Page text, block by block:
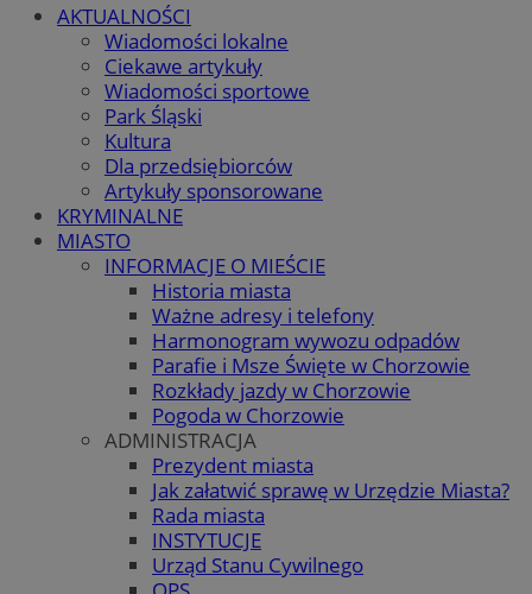
AKTUALNOŚCI
Wiadomości lokalne
Ciekawe artykuły
Wiadomości sportowe
Park Śląski
Kultura
Dla przedsiębiorców
Artykuły sponsorowane
KRYMINALNE
MIASTO
INFORMACJE O MIEŚCIE
Historia miasta
Ważne adresy i telefony
Harmonogram wywozu odpadów
Parafie i Msze Święte w Chorzowie
Rozkłady jazdy w Chorzowie
Pogoda w Chorzowie
ADMINISTRACJA
Prezydent miasta
Jak załatwić sprawę w Urzędzie Miasta?
Rada miasta
INSTYTUCJE
Urząd Stanu Cywilnego